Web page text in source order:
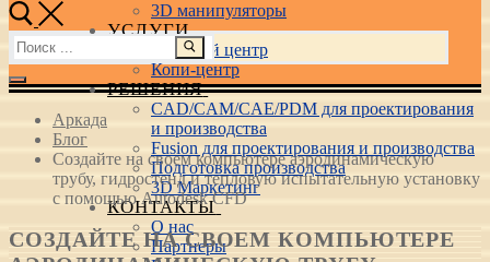
3D манипуляторы
УСЛУГИ
Учебный центр
Копи-центр
РЕШЕНИЯ
CAD/CAM/CAE/PDM для проектирования
и производства
Fusion для проектирования и производства
Подготовка производства
3D Маркетинг
КОНТАКТЫ
О нас
Партнеры
Найти:
Аркада
Блог
Создайте на своем компьютере аэродинамическую
трубу, гидростенд и тепловую испытательную установку
с помощью Autodesk CFD
СОЗДАЙТЕ НА СВОЕМ КОМПЬЮТЕРЕ